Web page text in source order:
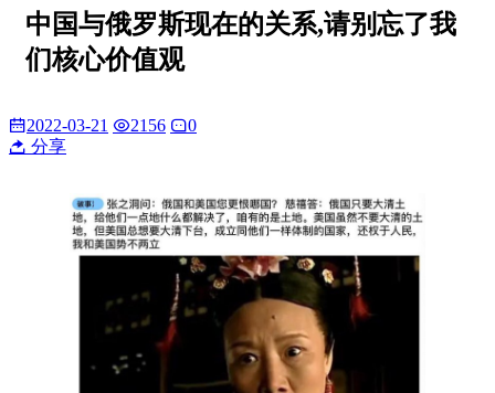
中国与俄罗斯现在的关系,请别忘了我
们核心价值观
2022-03-21 2156
0
分享